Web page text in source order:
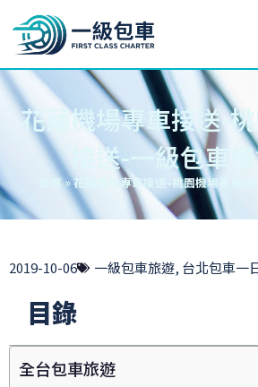
花蓮機場專車接送-桃
接送-一級包車
首頁»花蓮機場專車接送-桃園機場專車接
2019-10-06 一級包車旅遊, 台北包車一
目錄
全台包車旅遊